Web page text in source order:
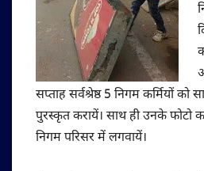
सप्ताह सर्वश्रेष्ठ 5 निगम कर्मियों
पुरस्कृत करायें। साथ ही उनके फोटो
निगम परिसर में लगवायें।